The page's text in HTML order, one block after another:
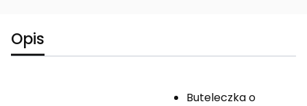
Opis
Buteleczka o